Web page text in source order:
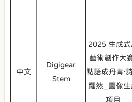
中文
Digigear
Stem
2025 生成式
藝術創作大
點語成丹青·
躍然_圖像生
項目